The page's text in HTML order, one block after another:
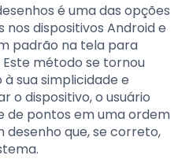
é uma das opções
dispositivos Android e
padrão na tela para
método se tornou
sua simplicidade e
o dispositivo, o usuário
de pontos em uma ordem
que, se correto,